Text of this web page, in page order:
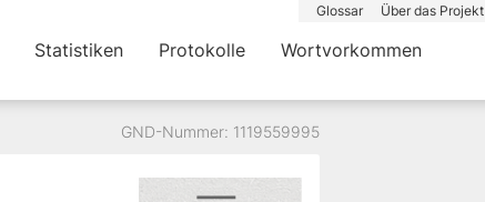
Glossar Über das Projekt
Statistiken Protokolle Wortvorkommen
GND-Nummer: 1119559995